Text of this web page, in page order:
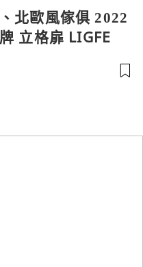
北歐風傢俱 2022
立格扉 LIGFE